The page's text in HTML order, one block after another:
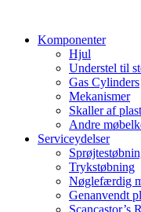
indholdKomponenter
Hjul
Understel til
Gas Cylinders
Mekanismer
Skaller af plast
Andre
Serviceydelser
Trykstøbning
Nøglefærdig
Genanvendt
Scancastor’s